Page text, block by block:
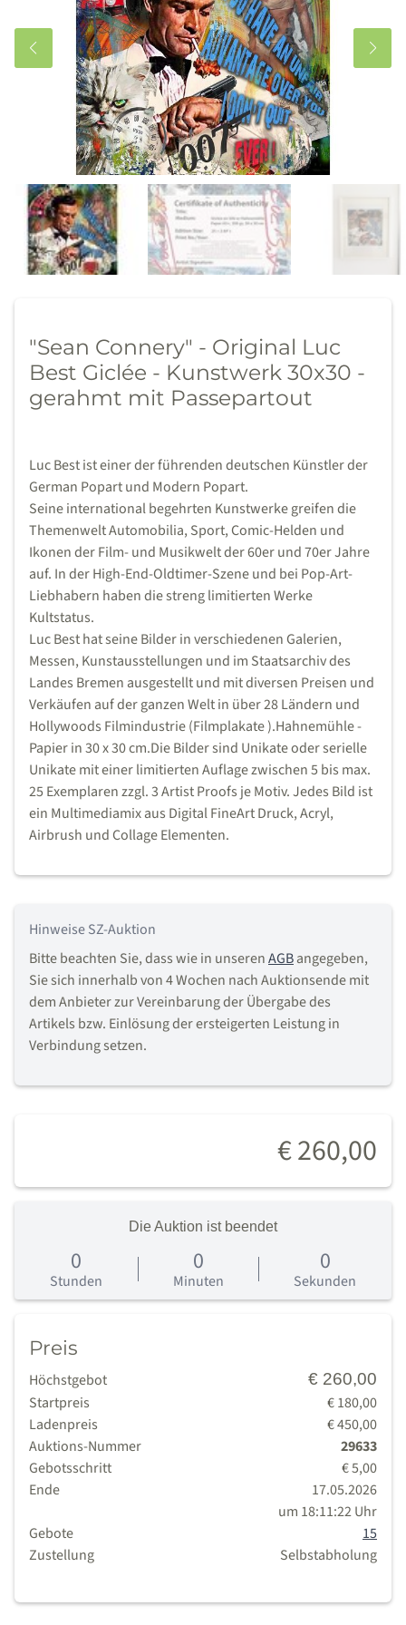
€ 260,00
Die Auktion ist beendet
0
Stunden
0
Minuten
0
Sekunden
Preis
Höchstgebot € 260,00
Startpreis
€ 180,00
Ladenpreis
€ 450,00
Auktions-Nummer
29633
Gebotsschritt
€ 5,00
Ende
17.05.2026
um 18:11:22 Uhr
Gebote
15
Zustellung
Selbstabholung
"Sean Connery" - Original Luc
Best Giclée - Kunstwerk 30x30 -
gerahmt mit Passepartout
Luc Best ist einer der führenden deutschen Künstler der
German Popart und Modern Popart.
Seine international begehrten Kunstwerke greifen die
Themenwelt Automobilia, Sport, Comic-Helden und
Ikonen der Film- und Musikwelt der 60er und 70er Jahre
auf. In der High-End-Oldtimer-Szene und bei Pop-Art-
Liebhabern haben die streng limitierten Werke
Kultstatus.
Luc Best hat seine Bilder in verschiedenen Galerien,
Messen, Kunstausstellungen und im Staatsarchiv des
Landes Bremen ausgestellt und mit diversen Preisen und
Verkäufen auf der ganzen Welt in über 28 Ländern und
Hollywoods Filmindustrie (Filmplakate ).Hahnemühle -
Papier in 30 x 30 cm.Die Bilder sind Unikate oder serielle
Unikate mit einer limitierten Auflage zwischen 5 bis max.
25 Exemplaren zzgl. 3 Artist Proofs je Motiv. Jedes Bild ist
ein Multimediamix aus Digital FineArt Druck, Acryl,
Airbrush und Collage Elementen.
Hinweise SZ-Auktion
Bitte beachten Sie, dass wie in unserenAGBangegeben,
Sie sich innerhalb von 4 Wochen nach Auktionsende mit
dem Anbieter zur Vereinbarung der Übergabe des
Artikels bzw. Einlösung der ersteigerten Leistung in
Verbindung setzen.